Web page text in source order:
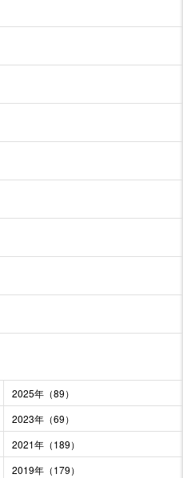
2025年（89）
2023年（69）
2021年（189）
2019年（179）